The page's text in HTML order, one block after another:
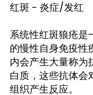
红斑 - 炎症/发红
系统性红斑狼疮是
的慢性自身免疫性
内会产生大量称为
白质，这些抗体会
组织产生反应。